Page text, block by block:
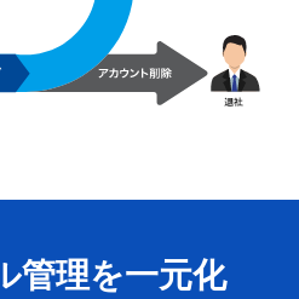
管理を一元化